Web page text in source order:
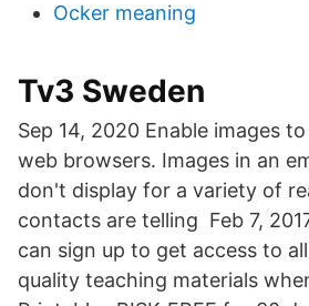
Ocker meaning
Tv3 Sweden
Sep 14, 2020 Enable images
web browsers. Images in an
don't display for a variety of
contacts are telling Feb 7,
can sign up to get access to
quality teaching materials